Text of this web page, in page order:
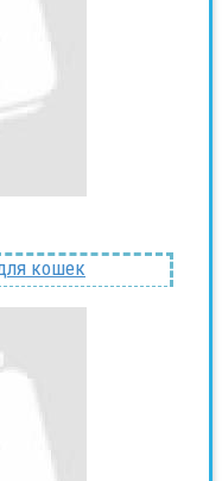
кошек